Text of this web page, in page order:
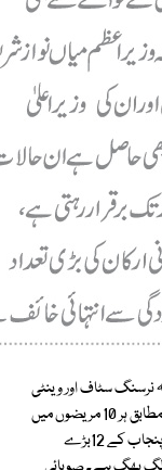
نرسنگ سٹاف اور وینٹی
لیٹر کی شدید کمی کا سامنا ہے حالاں کہ ایک اندازے کے مطابق ہر 10 مریضوں میں
سے ایک کو انتہائی نگہداشت یونٹ کی ضرورت ہوتی ہے۔ پنجاب کے 12بڑے